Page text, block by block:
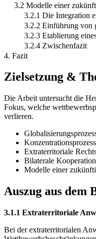
3.2 Modelle einer
3.2.1 Die Integration
3.2.2 Einführung von
3.2.3 Etablierung
3.2.4 Zwischenfazit
4. Fazit
Zielsetzung &
Die Arbeit untersucht die
Fokus, welche
verlieren.
Extraterritoriale
Bilaterale
Modelle einer
Auszug aus dem
3.1.1 Extraterritoriale
Bei der extraterritorialen